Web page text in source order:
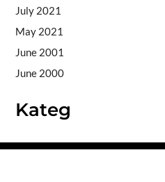
July 2021
May 2021
June 2001
June 2000
Kateg